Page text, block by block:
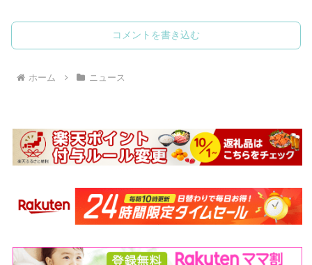
コメントを書き込む
ホーム ニュース